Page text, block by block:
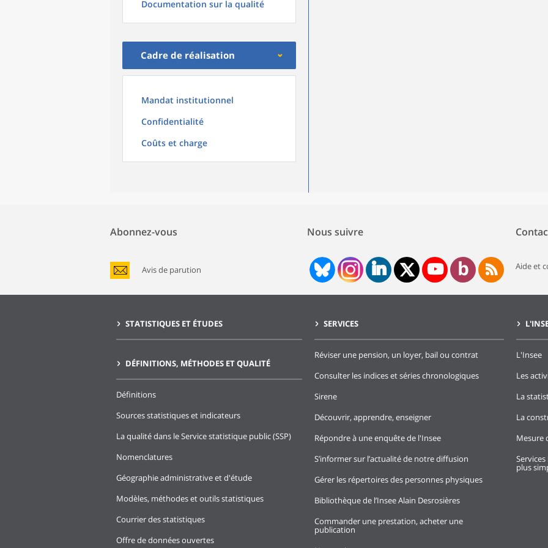
Documentation sur la qualité
Cadre de réalisation
Mandat institutionnel
Confidentialité
Coûts et charge
Abonnez-vous
Avis de parution
Nous suivre
Aide et
STATISTIQUES ET ÉTUDES
DÉFINITIONS, MÉTHODES ET QUALITÉ
Définitions
Sources statistiques et indicateurs
La qualité dans le Service statistique public (SSP)
Nomenclatures
Géographie administrative et d'étude
Modèles, méthodes et outils statistiques
Courrier des statistiques
Offre de données ouvertes
SERVICES
Réviser une pension, un loyer, bail ou contrat
Consulter les indices et séries chronologiques
Sirene
Découvrir, apprendre, enseigner
Répondre à une enquête de l'Insee
S’informer sur l’actualité de notre diffusion
Gérer les répertoires des personnes physiques
Bibliothèque de l’Insee Alain Desrosières
Commander une prestation, acheter une
publication
L'Insee
Les
La
La
Mesure
plus